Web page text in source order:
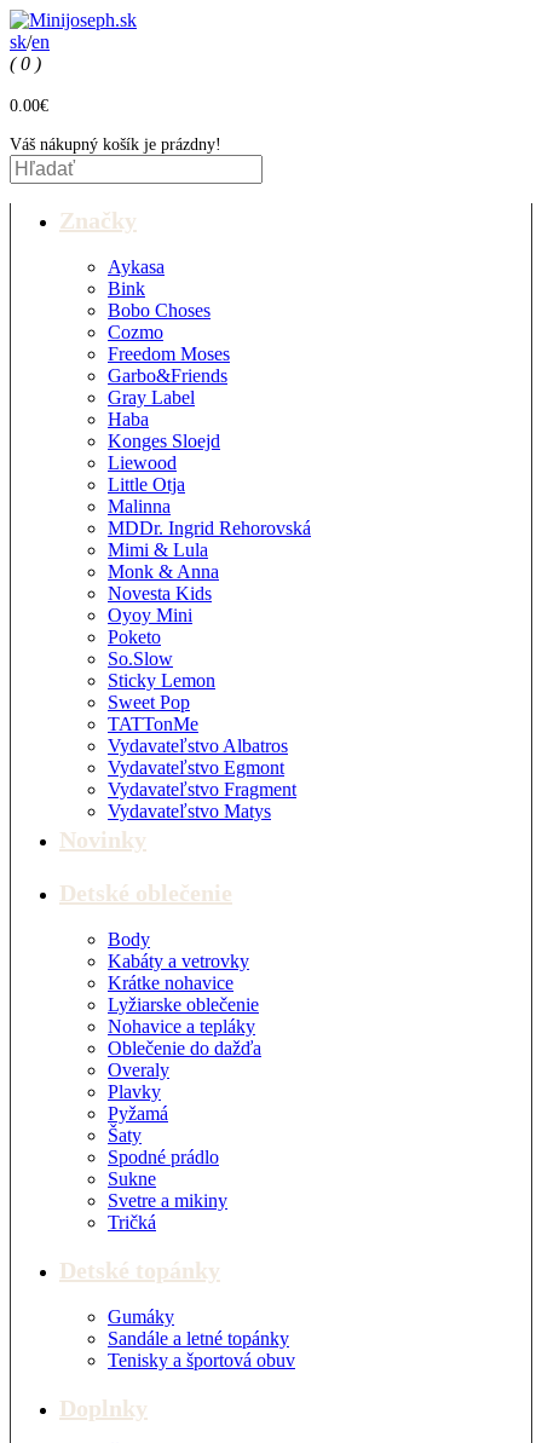
sk/en
( 0 )
0.00€
Váš nákupný košík je prázdny!
Značky
Aykasa
Bink
Bobo Choses
Cozmo
Freedom Moses
Garbo&Friends
Gray Label
Haba
Konges Sloejd
Liewood
Little Otja
Malinna
MDDr. Ingrid Rehorovská
Mimi & Lula
Monk & Anna
Novesta Kids
Oyoy Mini
Poketo
So.Slow
Sticky Lemon
Sweet Pop
TATTonMe
Vydavateľstvo Albatros
Vydavateľstvo Egmont
Vydavateľstvo Fragment
Vydavateľstvo Matys
Novinky
Detské oblečenie
Body
Kabáty a vetrovky
Krátke nohavice
Lyžiarske oblečenie
Nohavice a tepláky
Oblečenie do dažďa
Overaly
Plavky
Pyžamá
Šaty
Spodné prádlo
Sukne
Svetre a mikiny
Tričká
Detské topánky
Gumáky
Sandále a letné topánky
Tenisky a športová obuv
Doplnky